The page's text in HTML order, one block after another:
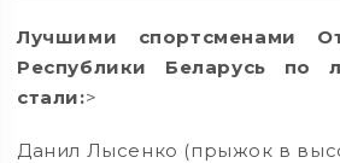
Лучшими спортсменами
Республики Беларусь по
стали:>
Данил Лысенко (прыжок в